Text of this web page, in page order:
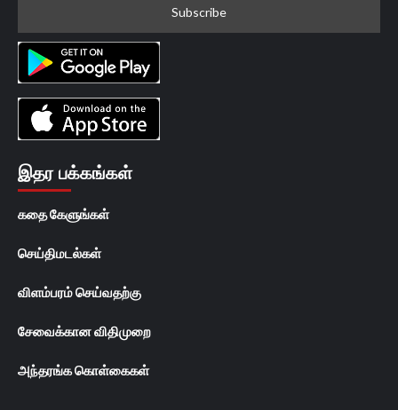
இதர பக்கங்கள்
கதை கேளுங்கள்
செய்திமடல்கள்
விளம்பரம் செய்வதற்கு
சேவைக்கான விதிமுறை
அந்தரங்க கொள்கைகள்